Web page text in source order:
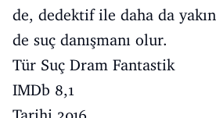
de, dedektif ile daha da
de suç danışmanı olur.
Tür Suç Dram Fantastik
IMDb 8,1